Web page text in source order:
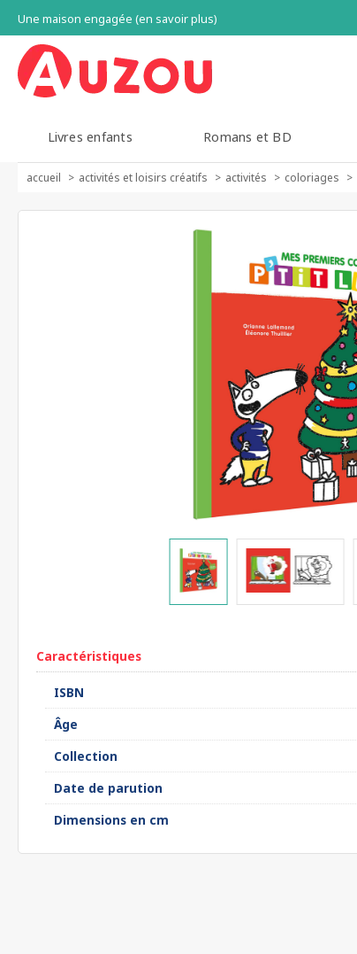
Une maison engagée (en savoir plus)
Livres enfants Romans et BD
accueil activités et loisirs créatifs activités coloriages
Caractéristiques
ISBN
Âge
Collection
Date de parution
Dimensions en cm